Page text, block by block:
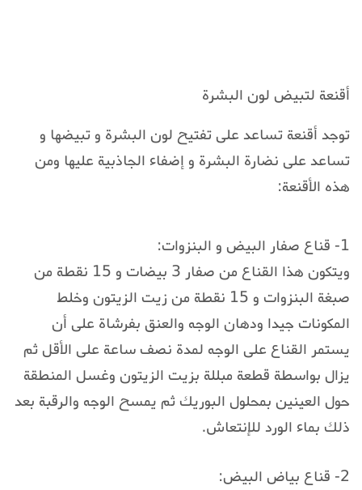
أقنعة لتبيض لون البشرة
توجد أقنعة تساعد على تفتيح لون البشرة و تبيضها و
تساعد على نضارة البشرة و إضفاء الجاذبية عليها ومن
هذه الأقنعة:
1- قناع صفار البيض و البنزوات:
ويتكون هذا القناع من صفار 3 بيضات و 15 نقطة من
صبغة البنزوات و 15 نقطة من زيت الزيتون وخلط
المكونات جيدا ودهان الوجه والعنق بفرشاة على أن
يستمر القناع على الوجه لمدة نصف ساعة على الأقل ثم
يزال بواسطة قطعة مبللة بزيت الزيتون وغسل المنطقة
حول العينين بمحلول البوريك ثم يمسح الوجه والرقبة بعد
ذلك بماء الورد للإنتعاش.
2- قناع بياض البيض: